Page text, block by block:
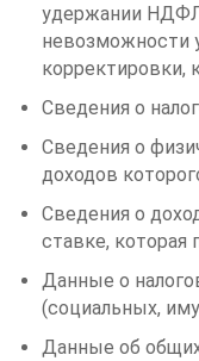
удержании НДФЛ
корректировки,
Сведения о
Сведения о
доходов
Сведения о
ставке, которая
Данные о
(социальных,
Данные об